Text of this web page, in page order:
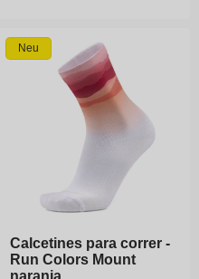
37-38
39-40
Neu
Calcetines para correr -
Run Colors Mount
Calcetines para correr -
Run Colors Mount